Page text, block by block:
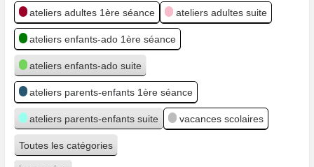
ateliers adultes 1ère séance ateliers adultes suite
ateliers enfants-ado 1ère séance
ateliers enfants-ado suite
ateliers parents-enfants 1ère séance
ateliers parents-enfants suite vacances scolaires
Toutes les catégories